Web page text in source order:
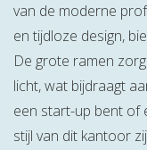
van de moderne
en tijdloze design,
De grote ramen
licht, wat bijdraagt
een start-up bent of
stijl van dit kantoor